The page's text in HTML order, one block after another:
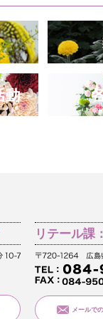
リテール課
メールで